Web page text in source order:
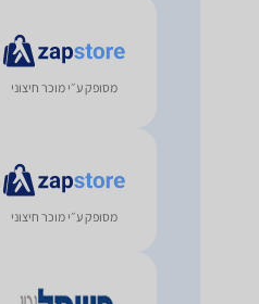
מסופק ע״י מוכר חיצוני
מסופק ע״י מוכר חיצוני